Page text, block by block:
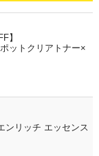
】
ットクリアトナー×
ンリッチ エッセンス